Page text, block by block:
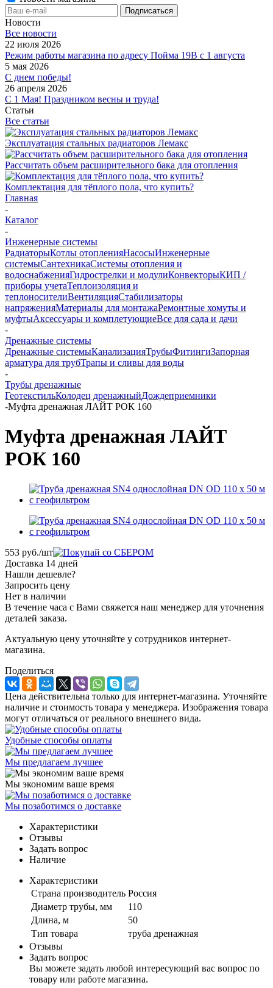
Новости
Все новости
22 июля 2026
Режим работы магазина по адресу Пойма 19В с 1 августа
5 мая 2026
С днем победы!
26 апреля 2026
С 1 Мая! Праздником весны и труда!
Статьи
Все статьи
Эксплуатация стальных радиаторов Лемакс
Рассчитать объем расширительного бака для отопления
Комплектация для тёплого пола, что купить?
Главная
-
Каталог
-
Инженерные системы
РадиаторыКотлы отопленияНасосыИнженерные
системыСантехникаСистемы отопления и
водоснабженияГидрострелки и модулиКонвекторыКИП /
приборы учетаТеплоизоляция и
теплоносителиВентиляцияСтабилизаторы
напряженияМатериалы для монтажаРемонтные хомуты и
муфтыАксессуары и комплетующиеВсе для сада и дачи
-
Дренажные системы
Дренажные системыКанализацияТрубыФитингиЗапорная
арматура для трубТрапы и сливы для воды
-
Трубы дренажные
ГеотекстильКолодец дренажныйДождеприемники
-Муфта дренажная ЛАЙТ РОК 160
Муфта дренажная ЛАЙТ
РОК 160
553 руб./шт
Доставка 14 дней
Нашли дешевле?
Запросить цену
Нет в наличии
В течение часа с Вами свяжется наш менеджер для уточнения
деталей заказа.
Актуальную цену уточняйте у сотрудников интернет-
магазина.
Поделиться
Цена действительна только для интернет-магазина. Уточняйте
наличие и стоимость товара у менеджера. Изображения товара
могут отличаться от реального внешнего вида.
Удобные способы оплаты
Мы предлагаем лучшее
Мы экономим ваше время
Мы позаботимся о доставке
Характеристики
Отзывы
Задать вопрос
Наличие
Характеристики
Страна производитель Россия
Диаметр трубы, мм
110
Длина, м
50
Тип товара
труба дренажная
Отзывы
Задать вопрос
Вы можете задать любой интересующий вас вопрос по
товару или работе магазина.